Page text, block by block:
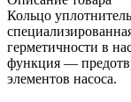
Кольцо
герметичности в
функция —
элементов насоса.